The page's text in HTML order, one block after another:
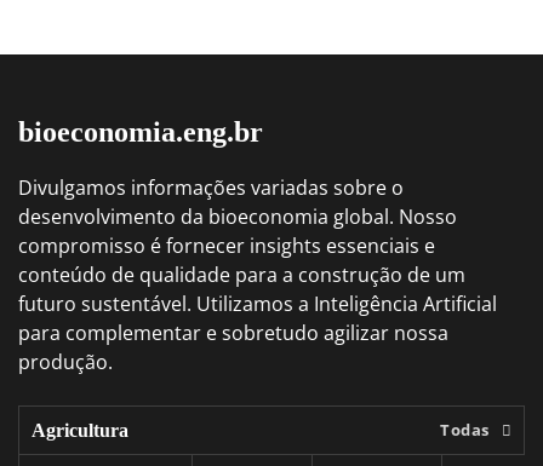
bioeconomia.eng.br
Divulgamos informações variadas sobre o
desenvolvimento da bioeconomia global. Nosso
compromisso é fornecer insights essenciais e
conteúdo de qualidade para a construção de um
futuro sustentável. Utilizamos a Inteligência Artificial
para complementar e sobretudo agilizar nossa
produção.
Agricultura Todas